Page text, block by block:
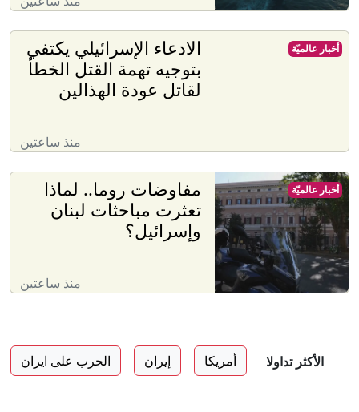
الادعاء الإسرائيلي يكتفي
بتوجيه تهمة القتل الخطأ
لقاتل عودة الهذالين
منذ ساعتين
أخبار عالميّة
مفاوضات روما.. لماذا
تعثرت مباحثات لبنان
وإسرائيل؟
منذ ساعتين
أخبار عالميّة
الأكثر تداولا أمريكا إيران الحرب على ايران